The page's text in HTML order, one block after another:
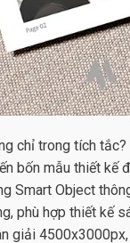
chỉ trong tích
bốn mẫu thiết kế
Smart Object
phù hợp thiết kế
giải